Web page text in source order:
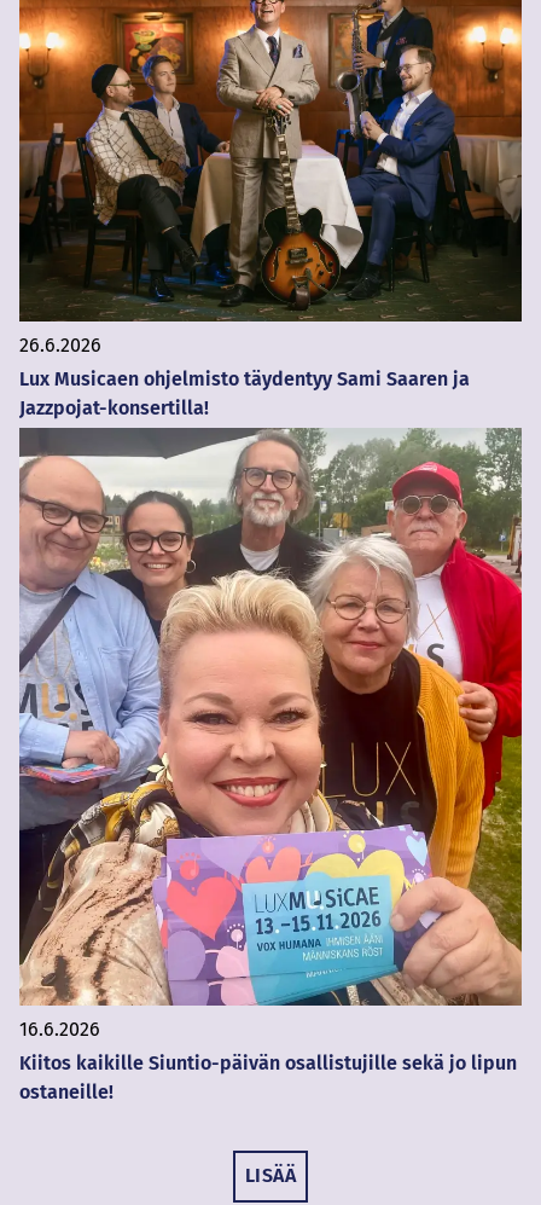
26.6.2026
Lux Musicaen ohjelmisto täydentyy Sami Saaren ja
Jazzpojat-konsertilla!
16.6.2026
Kiitos kaikille Siuntio-päivän osallistujille sekä jo lipun
ostaneille!
LISÄÄ